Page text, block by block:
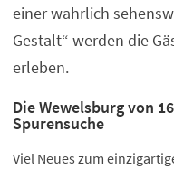
einer wahrlich
Gestalt“ werden die
erleben.
Die Wewelsburg von
Spurensuche
Viel Neues zum